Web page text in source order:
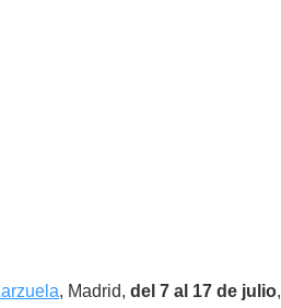
, Madrid, del 7 al 17 de julio,